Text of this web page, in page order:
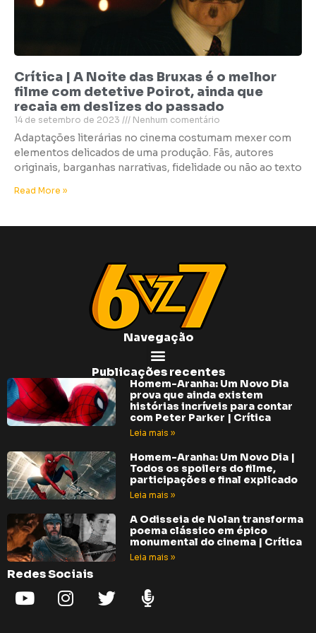
Crítica | A Noite das Bruxas é o melhor
filme com detetive Poirot, ainda que
recaia em deslizes do passado
14 de setembro de 2023 Nenhum comentário
Adaptações literárias no cinema costumam mexer com
elementos delicados de uma produção. Fãs, autores
originais, barganhas narrativas, fidelidade ou não ao texto
Read More »
Navegação
Publicações recentes
Homem-Aranha: Um Novo Dia
prova que ainda existem
histórias incríveis para contar
com Peter Parker | Crítica
Leia mais »
Homem-Aranha: Um Novo Dia |
Todos os spoilers do filme,
participações e final explicado
Leia mais »
A Odisseia de Nolan transforma
poema clássico em épico
monumental do cinema | Crítica
Leia mais »
Redes Sociais